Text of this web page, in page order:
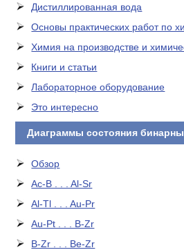
Дистиллированная вода
Основы практических работ по
Химия на производстве и
Книги и статьи
Лабораторное оборудование
Это интересно
Диаграммы состояния
Обзор
Ac-B . . . Al-Sr
Al-Tl . . . Au-Pr
Au-Pt . . . B-Zr
B-Zr . . . Be-Zr